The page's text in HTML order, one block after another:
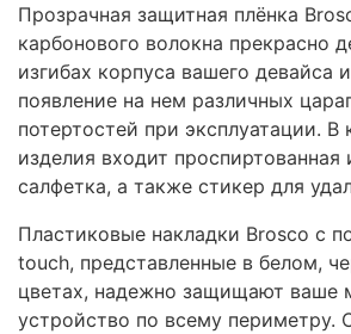
Прозрачная защитная плёнка
карбонового волокна прекрасно
изгибах корпуса вашего девайса
появление на нем различных
потертостей при эксплуатации. В
изделия входит проспиртованная
салфетка, а также стикер для
Пластиковые накладки Brosco с
touch, представленные в белом,
цветах, надежно защищают ваше
устройство по всему периметру.